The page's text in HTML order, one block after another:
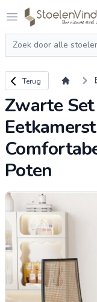
Open menu
Logo
Zoeken
Terug naar
Terug
Zwarte
Poten